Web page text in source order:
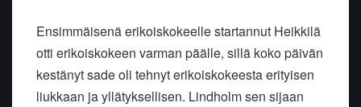
Ensimmäisenä erikoiskokeelle startannut Heikkilä
otti erikoiskokeen varman päälle, sillä koko päivän
kestänyt sade oli tehnyt erikoiskokeesta erityisen
liukkaan ja yllätyksellisen. Lindholm sen sijaan